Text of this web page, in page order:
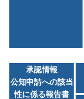
承認情報
公知申請への該当
性に係る報告書